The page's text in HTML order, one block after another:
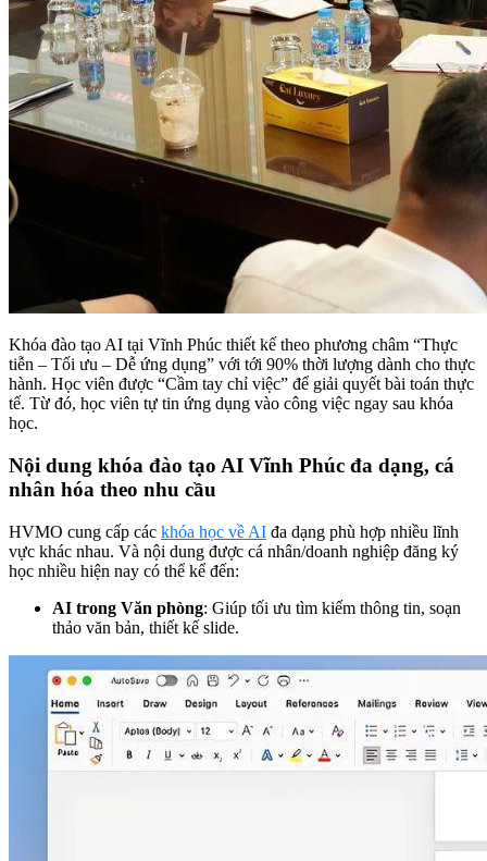
Khóa đào tạo AI tại Vĩnh Phúc thiết kế theo phương châm “Thực
tiễn – Tối ưu – Dễ ứng dụng” với tới 90% thời lượng dành cho thực
hành. Học viên được “Cầm tay chỉ việc” để giải quyết bài toán thực
tế. Từ đó, học viên tự tin ứng dụng vào công việc ngay sau khóa
học.
Nội dung khóa đào tạo AI Vĩnh Phúc đa dạng, cá
nhân hóa theo nhu cầu
HVMO cung cấp các khóa học về AI đa dạng phù hợp nhiều lĩnh
vực khác nhau. Và nội dung được cá nhân/doanh nghiệp đăng ký
học nhiều hiện nay có thể kể đến:
AI trong Văn phòng: Giúp tối ưu tìm kiếm thông tin, soạn
thảo văn bản, thiết kế slide.